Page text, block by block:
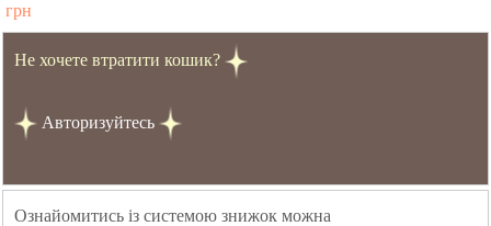
грн
Не хочете втратити кошик?
Авторизуйтесь
Ознайомитись із системою знижок можна